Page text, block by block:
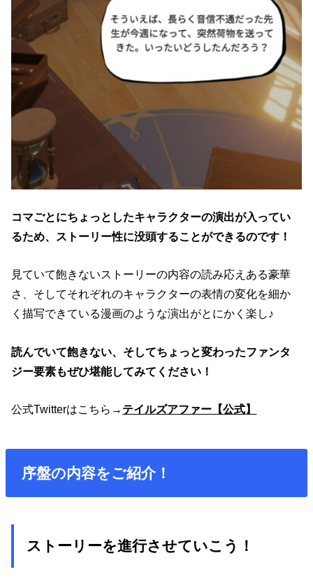
コマごとにちょっとしたキャラクターの演出が入ってい
るため、ストーリー性に没頭することができるのです！
見ていて飽きないストーリーの内容の読み応えある豪華
さ、そしてそれぞれのキャラクターの表情の変化を細か
く描写できている漫画のような演出がとにかく楽し♪
読んでいて飽きない、そしてちょっと変わったファンタ
ジー要素もぜひ堪能してみてください！
公式Twitterはこちら→ テイルズアファー【公式】
序盤の内容をご紹介！
ストーリーを進行させていこう！